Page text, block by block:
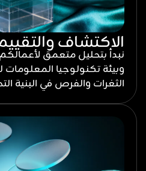
الاكتشاف
نبدأ بتحليل متعمق
وبيئة تكنولوجيا
الثغرات والفرص في البنية